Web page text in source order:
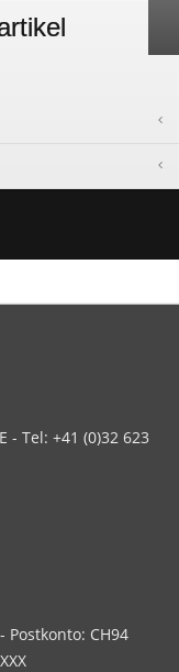
- Tel: +41 (0)32 623
Postkonto: CH94